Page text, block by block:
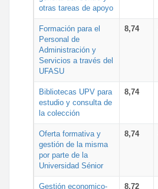
otras tareas de apoyo
Formación para el
Personal de
Administración y
Servicios a través del
UFASU
8,74
Bibliotecas UPV para
estudio y consulta de
la colección
8,74
Oferta formativa y
gestión de la misma
por parte de la
Universidad Sénior
8,74
Gestión economico- 8,72